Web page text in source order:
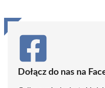
Dołącz do nas na